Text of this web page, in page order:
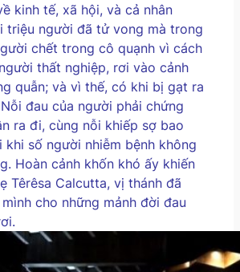
kinh tế, xã hội, và cả nhân
triệu người đã tử vong mà trong
chết trong cô quạnh vì cách
thất nghiệp, rơi vào cảnh
quẫn; và vì thế, có khi bị gạt ra
đau của người phải chứng
ra đi, cùng nỗi khiếp sợ bao
khi số người nhiễm bệnh không
Hoàn cảnh khốn khó ấy khiến
Têrêsa Calcutta, vị thánh đã
cho những mảnh đời đau